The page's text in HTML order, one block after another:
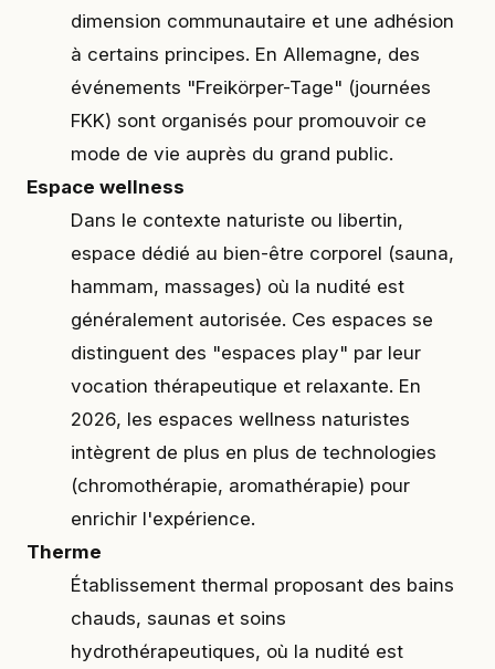
dimension communautaire et une adhésion
à certains principes. En Allemagne, des
événements "Freikörper-Tage" (journées
FKK) sont organisés pour promouvoir ce
mode de vie auprès du grand public.
Espace wellness
Dans le contexte naturiste ou libertin,
espace dédié au bien-être corporel (sauna,
hammam, massages) où la nudité est
généralement autorisée. Ces espaces se
distinguent des "espaces play" par leur
vocation thérapeutique et relaxante. En
2026, les espaces wellness naturistes
intègrent de plus en plus de technologies
(chromothérapie, aromathérapie) pour
enrichir l'expérience.
Therme
Établissement thermal proposant des bains
chauds, saunas et soins
hydrothérapeutiques, où la nudité est